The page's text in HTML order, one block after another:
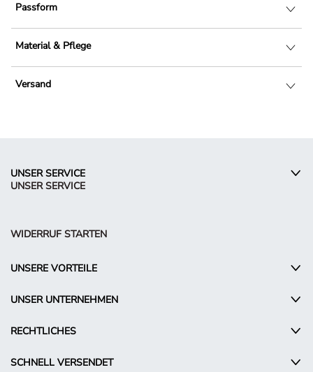
Passform
Material & Pflege
Versand
UNSER SERVICE
UNSER SERVICE
WIDERRUF STARTEN
UNSERE VORTEILE
UNSER UNTERNEHMEN
RECHTLICHES
SCHNELL VERSENDET